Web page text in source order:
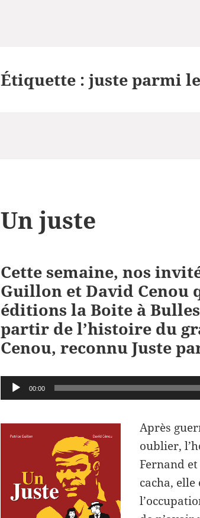
Étiquette :juste parmi
Un juste
Cette semaine, nos
Guillon et David Cenou
éditions la Boite à
partir de l’histoire du
Cenou, reconnu Juste
Lecteur
audio
00:00
Après
oublier,
Fernand
cacha,